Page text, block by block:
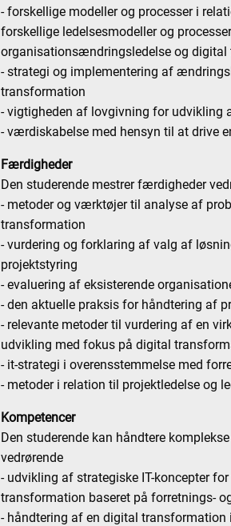
- forskellige modeller og processer i
forskellige ledelsesmodeller og
organisationsændringsledelse og
- strategi og implementering af
transformation
- vigtigheden af lovgivning for
- værdiskabelse med hensyn til at drive
Færdigheder
Den studerende mestrer færdigheder
- metoder og værktøjer til analyse af
transformation
- vurdering og forklaring af valg af
projektstyring
- evaluering af eksisterende
- den aktuelle praksis for håndtering af
- relevante metoder til vurdering af en
udvikling med fokus på digital
- it-strategi i overensstemmelse med
- metoder i relation til projektledelse og
Kompetencer
Den studerende kan håndtere
vedrørende
- udvikling af strategiske IT-koncepter
transformation baseret på forretnings-
- håndtering af en digital